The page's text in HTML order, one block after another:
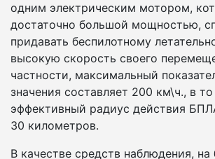
одним электрическим мотором,
достаточно большой мощностью,
придавать беспилотному
высокую скорость своего
частности, максимальный
значения составляет 200 км\ч., в
эффективный радиус действия
30 километров.
В качестве средств наблюдения, на